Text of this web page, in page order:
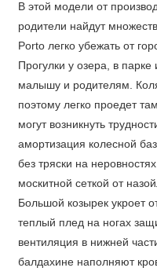
В этой модели от
родители найдут
Porto легко убежать от
Прогулки у озера, в
малышу и родителям.
поэтому легко проедет
могут возникнуть
амортизация колесной
без тряски на
москитной сеткой от
Большой козырек укроет
теплый плед на ногах
вентиляция в нижней
балдахине наполняют